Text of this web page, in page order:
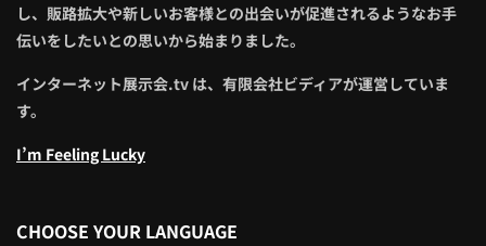
し、販路拡大や新しいお客様との出会いが促進されるようなお手
伝いをしたいとの思いから始まりました。
インターネット展示会.tv は、有限会社ビディアが運営していま
す。
I’m Feeling Lucky
CHOOSE YOUR LANGUAGE